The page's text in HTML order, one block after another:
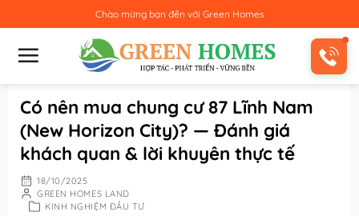
qua
Chào mừng bạn đến với Green Homes
Có nên mua chung cư 87 Lĩnh Nam
(New Horizon City)? — Đánh giá
khách quan & lời khuyên thực tế
18/10/2025
GREEN HOMES LAND
KINH NGHIỆM ĐẦU TƯ